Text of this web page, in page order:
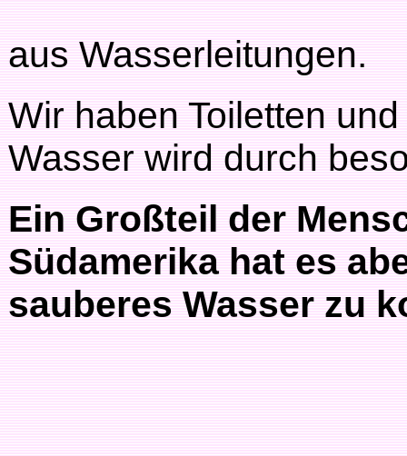
aus Wasserleitungen.
Wir haben Toiletten
Wasser wird durch
Ein Großteil der
Südamerika hat es
sauberes Wasser zu